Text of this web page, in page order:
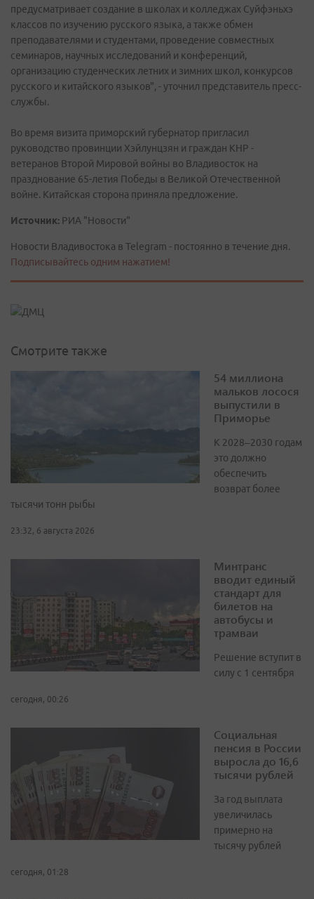
предусматривает создание в школах и колледжах Суйфэньхэ
классов по изучению русского языка, а также обмен
преподавателями и студентами, проведение совместных
семинаров, научных исследований и конференций,
организацию студенческих летних и зимних школ, конкурсов
русского и китайского языков", - уточнил представитель пресс-
службы.
Во время визита приморский губернатор пригласил
руководство провинции Хэйлунцзян и граждан КНР -
ветеранов Второй Мировой войны во Владивосток на
празднование 65-летия Победы в Великой Отечественной
войне. Китайская сторона приняла предложение.
Источник: РИА "Новости"
Новости Владивостока в Telegram - постоянно в течение дня.
Подписывайтесь одним нажатием!
Смотрите также
54 миллиона
мальков лосося
выпустили в
Приморье
К 2028–2030 годам
это должно
обеспечить
возврат более
тысячи тонн рыбы
23:32, 6 августа 2026
Минтранс
вводит единый
стандарт для
билетов на
автобусы и
трамваи
Решение вступит в
силу с 1 сентября
сегодня, 00:26
Социальная
пенсия в России
выросла до 16,6
тысячи рублей
За год выплата
увеличилась
примерно на
тысячу рублей
сегодня, 01:28